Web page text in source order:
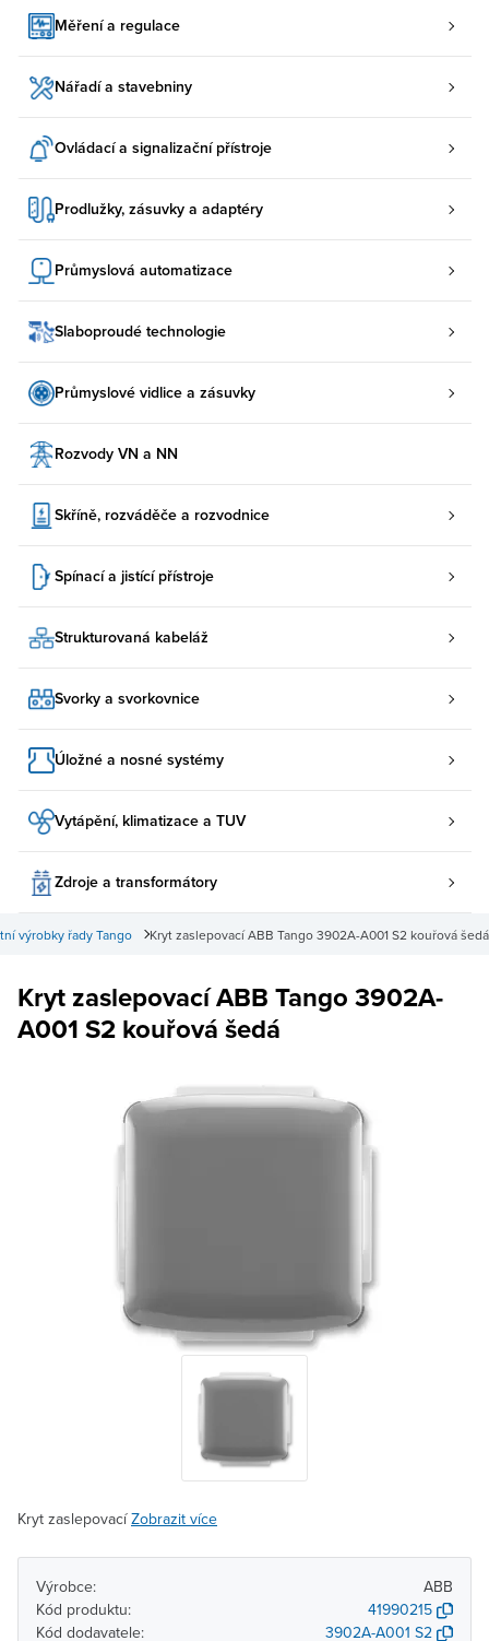
Měření a regulace
Nářadí a stavebniny
Ovládací a signalizační přístroje
Prodlužky, zásuvky a adaptéry
Průmyslová automatizace
Slaboproudé technologie
Průmyslové vidlice a zásuvky
Rozvody VN a NN
Skříně, rozváděče a rozvodnice
Spínací a jistící přístroje
Strukturovaná kabeláž
Svorky a svorkovnice
Úložné a nosné systémy
Vytápění, klimatizace a TUV
Zdroje a transformátory
Kryt zaslepovací ABB Tango 3902A-A001 S2 kouřová šedá
výrobky řady Tango
Kryt zaslepovací ABB Tango 3902A-
A001 S2 kouřová šedá
Kryt zaslepovacíZobrazit více
Výrobce:
ABB
Kód produktu:
41990215
Kód dodavatele:
3902A-A001 S2